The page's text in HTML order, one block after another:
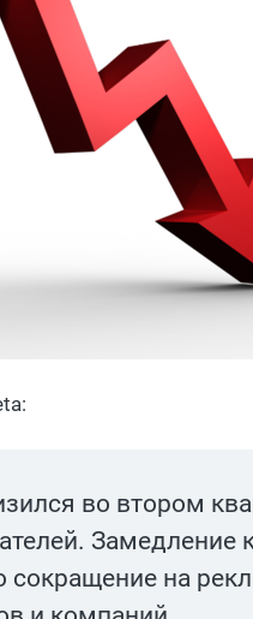
во втором
Замедление
сокращение на